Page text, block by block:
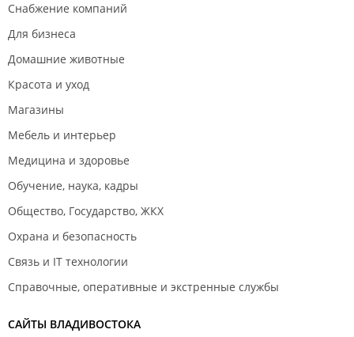
Снабжение компаний
Для бизнеса
Домашние животные
Красота и уход
Магазины
Мебель и интерьер
Медицина и здоровье
Обучение, наука, кадры
Общество, Государство, ЖКХ
Охрана и безопасность
Связь и IT технологии
Справочные, оперативные и экстренные службы
САЙТЫ ВЛАДИВОСТОКА